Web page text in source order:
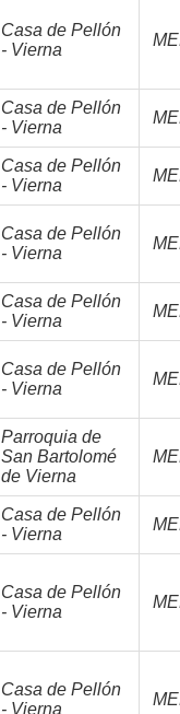
Casa de Pellón
- Vierna
Casa de Pellón
- Vierna
Casa de Pellón
- Vierna
Casa de Pellón
- Vierna
Casa de Pellón
- Vierna
Casa de Pellón
- Vierna
Parroquia de
San Bartolomé
de Vierna
Casa de Pellón
- Vierna
Casa de Pellón
- Vierna
Casa de Pellón
- Vierna